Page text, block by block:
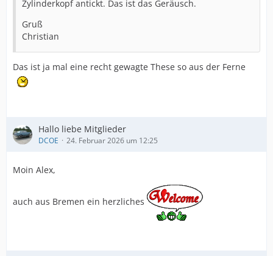
Zylinderkopf antickt. Das ist das Geräusch.
Gruß
Christian
Das ist ja mal eine recht gewagte These so aus der Ferne
Hallo liebe Mitglieder
DCOE 24. Februar 2026 um 12:25
Moin Alex,
auch aus Bremen ein herzliches